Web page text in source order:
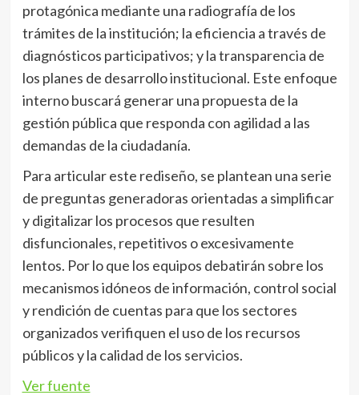
protagónica mediante una radiografía de los
trámites de la institución; la eficiencia a través de
diagnósticos participativos; y la transparencia de
los planes de desarrollo institucional. Este enfoque
interno buscará generar una propuesta de la
gestión pública que responda con agilidad a las
demandas de la ciudadanía.
Para articular este rediseño, se plantean una serie
de preguntas generadoras orientadas a simplificar
y digitalizar los procesos que resulten
disfuncionales, repetitivos o excesivamente
lentos. Por lo que los equipos debatirán sobre los
mecanismos idóneos de información, control social
y rendición de cuentas para que los sectores
organizados verifiquen el uso de los recursos
públicos y la calidad de los servicios.
Ver fuente